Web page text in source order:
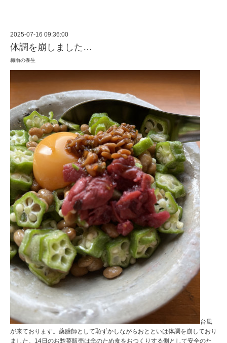
2025-07-16 09:36:00
体調を崩しました…
梅雨の養生
台風
が来ております。薬膳師として恥ずかしながらおとといは体調を崩しており
ました。14日のお惣菜販売は念のため食をおつくりする側として安全のた